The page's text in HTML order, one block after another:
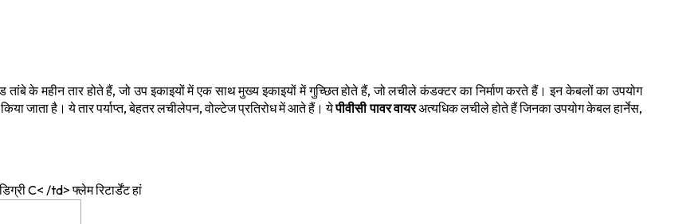
तांबे के महीन तार होते हैं, जो उप इकाइयों में एक साथ मुख्य इकाइयों में गुच्छित होते हैं, जो लचीले कंडक्टर का निर्माण करते हैं। इन केबलों का उपयोग
जाता है। ये तार पर्याप्त, बेहतर लचीलेपन, वोल्टेज प्रतिरोध में आते हैं। येपीवीसी पावर वायरअत्यधिक लचीले होते हैं जिनका उपयोग केबल हार्नेस,
C< /td> फ्लेम रिटार्डेंट हां